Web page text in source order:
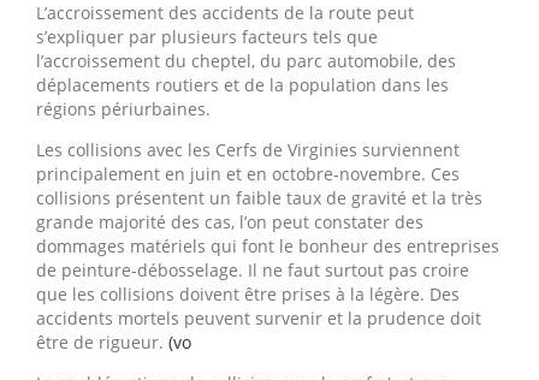
L’accroissement des accidents de la route peut
s’expliquer par plusieurs facteurs tels que
l’accroissement du cheptel, du parc automobile, des
déplacements routiers et de la population dans les
régions périurbaines.
Les collisions avec les Cerfs de Virginies surviennent
principalement en juin et en octobre-novembre. Ces
collisions présentent un faible taux de gravité et la très
grande majorité des cas, l’on peut constater des
dommages matériels qui font le bonheur des entreprises
de peinture-débosselage. Il ne faut surtout pas croire
que les collisions doivent être prises à la légère. Des
accidents mortels peuvent survenir et la prudence doit
être de rigueur. (vo